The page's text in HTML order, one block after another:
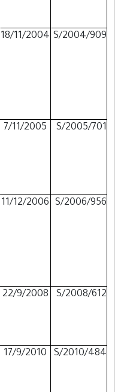
S/2004/909
18/11/2004
S/2005/701
7/11/2005
S/2006/956
11/12/2006
S/2008/612
22/9/2008
S/2010/484
17/9/2010